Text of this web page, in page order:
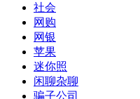
社会
网购
网银
苹果
迷你照
闲聊杂聊
骗子公司